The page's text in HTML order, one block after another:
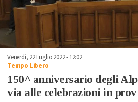
Venerdì, 22 Luglio 2022 - 12:02
Tempo Libero
150^ anniversario degli
via alle celebrazioni in